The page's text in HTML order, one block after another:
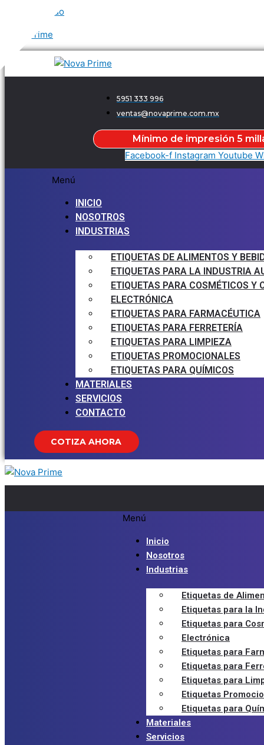
Ir al contenido
Nova Prime
5951 333 996
ventas@novaprime.com.mx
Mínimo de impresión 5
Facebook-f Instagram Youtube
Menú
INICIO
NOSOTROS
INDUSTRIAS
ETIQUETAS DE ALIMENTOS Y
ETIQUETAS PARA LA INDUSTRIA
ETIQUETAS PARA COSMÉTICOS Y
ELECTRÓNICA
ETIQUETAS PARA FARMACÉUTICA
ETIQUETAS PARA FERRETERÍA
ETIQUETAS PARA LIMPIEZA
ETIQUETAS PROMOCIONALES
ETIQUETAS PARA QUÍMICOS
MATERIALES
SERVICIOS
CONTACTO
COTIZA AHORA
Menú
Inicio
Nosotros
Industrias
Etiquetas de
Etiquetas para la
Etiquetas para
Electrónica
Etiquetas para
Etiquetas para
Etiquetas para
Etiquetas
Etiquetas para
Materiales
Servicios